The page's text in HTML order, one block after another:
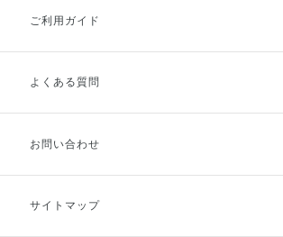
ご利用ガイド
ご利用ガイドトップ
お支払方法
キャンセル・返品・交換
よくある質問
お問い合わせ
サイトマップ